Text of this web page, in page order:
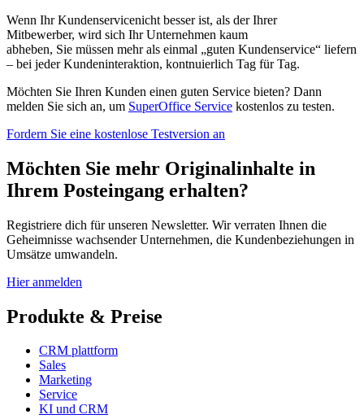
Wenn Ihr Kundenservicenicht besserist, als der Ihrer
Mitbewerber, wird sich Ihr Unternehmen kaum
abheben, Sie müssen mehr als einmal „guten Kundenservice“ liefern
– bei jeder Kundeninteraktion, kontnuierlich Tag für Tag.
Möchten Sie Ihren Kunden einen guten Service bieten? Dann
melden Sie sich an, um SuperOffice Service kostenlos zu testen.
Fordern Sie eine kostenlose Testversion an
Möchten Sie mehr Originalinhalte in
Ihrem Posteingang erhalten?
Registriere dich für unseren Newsletter. Wir verraten Ihnen die
Geheimnisse wachsender Unternehmen, die Kundenbeziehungen in
Umsätze umwandeln.
Hier anmelden
Produkte & Preise
CRM plattform
Sales
Marketing
Service
KI und CRM